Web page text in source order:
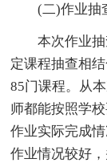
(二)作业抽
本次作业抽
定课程抽查相
85门课程。从
师都能按照学
作业实际完成
作业情况较好